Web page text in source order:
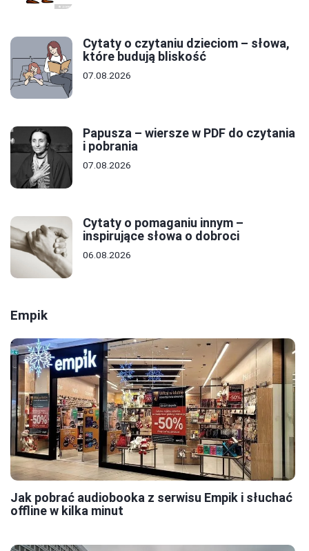
Cytaty o czytaniu dzieciom – słowa,
które budują bliskość
07.08.2026
Papusza – wiersze w PDF do czytania
i pobrania
07.08.2026
Cytaty o pomaganiu innym –
inspirujące słowa o dobroci
06.08.2026
Empik
Jak pobrać audiobooka z serwisu Empik i słuchać
offline w kilka minut